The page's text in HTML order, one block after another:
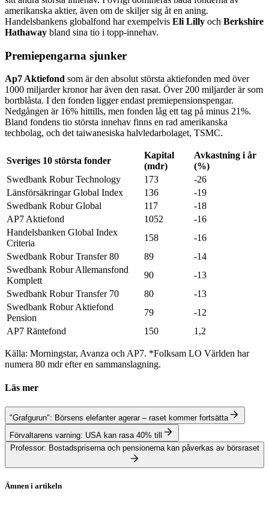
amerikanska aktier, även om de skiljer sig åt en aning.
Handelsbankens globalfond har exempelvis Eli Lilly och Berkshire
Hathaway bland sina tio i topp-innehav.
Premiepengarna sjunker
Ap7 Aktiefond som är den absolut största aktiefonden med över
1000 miljarder kronor har även den rasat. Över 200 miljarder är som
bortblåsta. I den fonden ligger endast premiepensionspengar.
Nedgången är 16% hittills, men fonden låg ett tag på minus 21%.
Bland fondens tio största innehav finns en rad amerikanska
techbolag, och det taiwanesiska halvledarbolaget, TSMC.
Sveriges 10 största fonder
Kapital
(mdr)
Avkastning i år
(%)
Swedbank Robur Technology
173
-26
Länsförsäkringar Global Index
136
-19
Swedbank Robur Global
117
-18
AP7 Aktiefond
1052
-16
Handelsbanken Global Index
Criteria
158
-16
Swedbank Robur Transfer 80
89
-14
Swedbank Robur Allemansfond
Komplett
90
-13
Swedbank Robur Transfer 70
80
-13
Swedbank Robur Aktiefond
Pension
79
-12
AP7 Räntefond
150 1,2
Källa: Morningstar, Avanza och AP7. *Folksam LO Världen har
numera 80 mdr efter en sammanslagning.
Läs mer
"Grafgurun": Börsens elefanter agerar – raset kommer fortsätta
Förvaltarens varning: USA kan rasa 40% till
Professor: Bostadspriserna och pensionerna kan påverkas av börsraset
Ämnen i artikeln